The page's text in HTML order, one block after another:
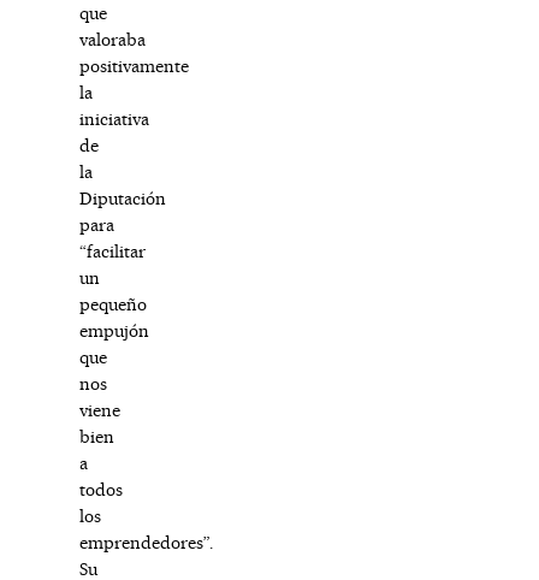
que
valoraba
positivamente
la
iniciativa
de
la
Diputación
para
“facilitar
un
pequeño
empujón
que
nos
viene
bien
a
todos
los
emprendedores”.
Su